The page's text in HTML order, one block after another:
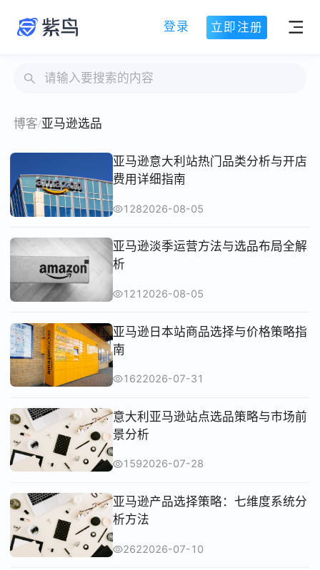
登录 立即注册
博客/亚马逊选品
亚马逊意大利站热门品类分析与开店
费用详细指南
1282026-08-05
亚马逊淡季运营方法与选品布局全解
析
121 2026-08-05
亚马逊日本站商品选择与价格策略指
南
1622026-07-31
意大利亚马逊站点选品策略与市场前
景分析
1592026-07-28
亚马逊产品选择策略：七维度系统分
析方法
2622026-07-10